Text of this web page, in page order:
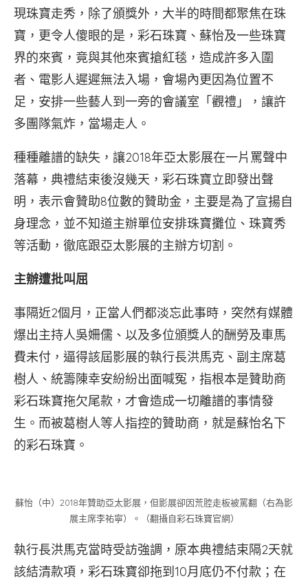
現珠寶走秀，除了頒獎外，大半的時間都聚焦在珠
寶，更令人傻眼的是，彩石珠寶、蘇怡及一些珠寶
界的來賓，竟與其他來賓搶紅毯，造成許多入圍
者、電影人遲遲無法入場，會場內更因為位置不
足，安排一些藝人到一旁的會議室「觀禮」，讓許
多團隊氣炸，當場走人。
種種離譜的缺失，讓2018年亞太影展在一片罵聲中
落幕，典禮結束後沒幾天，彩石珠寶立即發出聲
明，表示會贊助8位數的贊助金，主要是為了宣揚自
身理念，並不知道主辦單位安排珠寶攤位、珠寶秀
等活動，徹底跟亞太影展的主辦方切割。
主辦遭批叫屈
事隔近2個月，正當人們都淡忘此事時，突然有媒體
爆出主持人吳姍儒、以及多位頒獎人的酬勞及車馬
費未付，逼得該屆影展的執行長洪馬克、副主席葛
樹人、統籌陳幸安紛紛出面喊冤，指根本是贊助商
彩石珠寶拖欠尾款，才會造成一切離譜的事情發
生。而被葛樹人等人指控的贊助商，就是蘇怡名下
的彩石珠寶。
蘇怡（中）2018年贊助亞太影展，但影展卻因荒腔走板被罵翻（右為影
展主席李祐寧）。（翻攝自彩石珠寶官網）
執行長洪馬克當時受訪強調，原本典禮結束隔2天就
該結清款項，彩石珠寶卻拖到10月底仍不付款；在